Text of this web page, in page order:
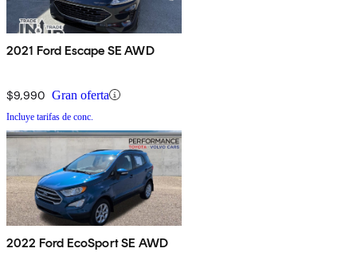
2021 Ford Escape SE AWD
$9,990 Gran oferta
Incluye tarifas de conc.
2022 Ford EcoSport SE AWD